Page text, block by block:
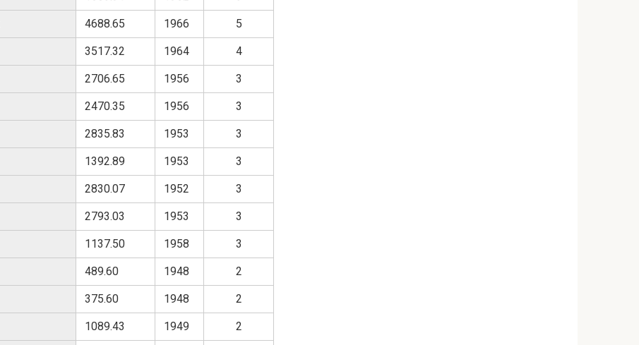
4688.65 1966 5
3517.32 1964 4
2706.65 1956 3
2470.35 1956 3
2835.83 1953 3
1392.89 1953 3
2830.07 1952 3
2793.03 1953 3
1137.50 1958 3
489.60 1948 2
375.60 1948 2
1089.43 1949 2